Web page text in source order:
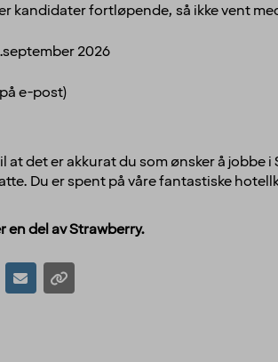
kandidater fortløpende, så ikke vent
2026
e-post)
at det er akkurat du som ønsker å
Du er spent på våre fantastiske
del av Strawberry.